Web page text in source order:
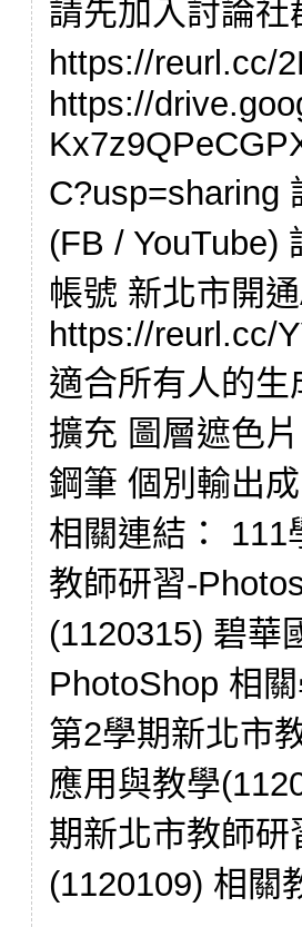
請先加入討論社
https://reurl.cc/
https://
C?usp=sharing
(FB / YouTube)
帳號 新北市開
https://reurl.cc/
適合所有人的
擴充 圖層遮色
鋼筆 個別輸出
相關連結： 111
教師研習-
(1120315) 碧華
PhotoShop 相
第2學期新北市
應用與教學
期新北市教師
(1120109) 相關